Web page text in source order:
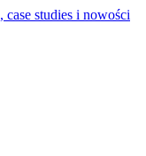
case studies i nowości